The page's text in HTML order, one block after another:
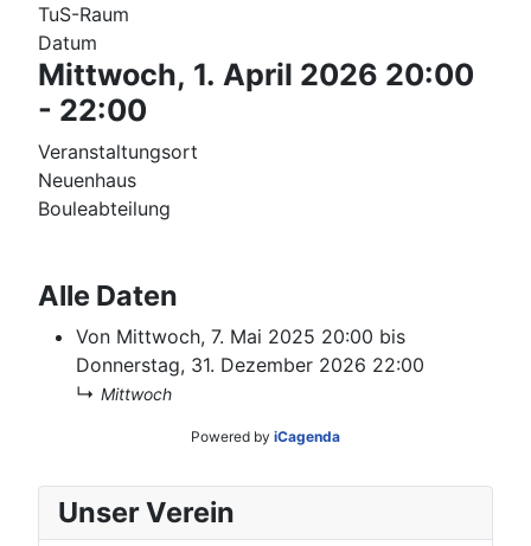
Unser Verein
TuS-Raum
Datum
Mittwoch, 1. April 2026 20:00
- 22:00
Veranstaltungsort
Neuenhaus
Bouleabteilung
Alle Daten
Von Mittwoch, 7. Mai 2025 20:00 bis
Donnerstag, 31. Dezember 2026 22:00
↳ Mittwoch
Powered by iCagenda